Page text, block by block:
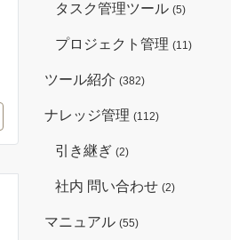
タスク管理ツール (5)
プロジェクト管理 (11)
ツール紹介 (382)
ナレッジ管理 (112)
引き継ぎ (2)
社内 問い合わせ (2)
マニュアル (55)